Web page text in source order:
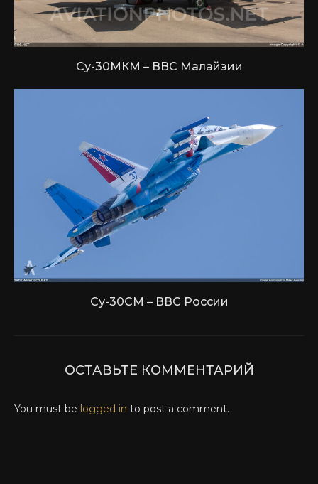
Су-30МКМ – ВВС Малайзии
Су-30СМ – ВВС России
ОСТАВЬТЕ КОММЕНТАРИЙ
You must be logged in to post a comment.